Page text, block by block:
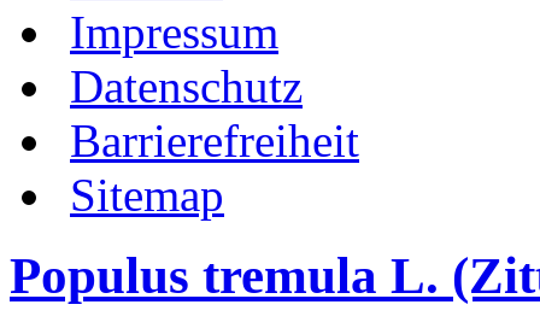
Impressum
Datenschutz
Barrierefreiheit
Sitemap
Populus tremula L.